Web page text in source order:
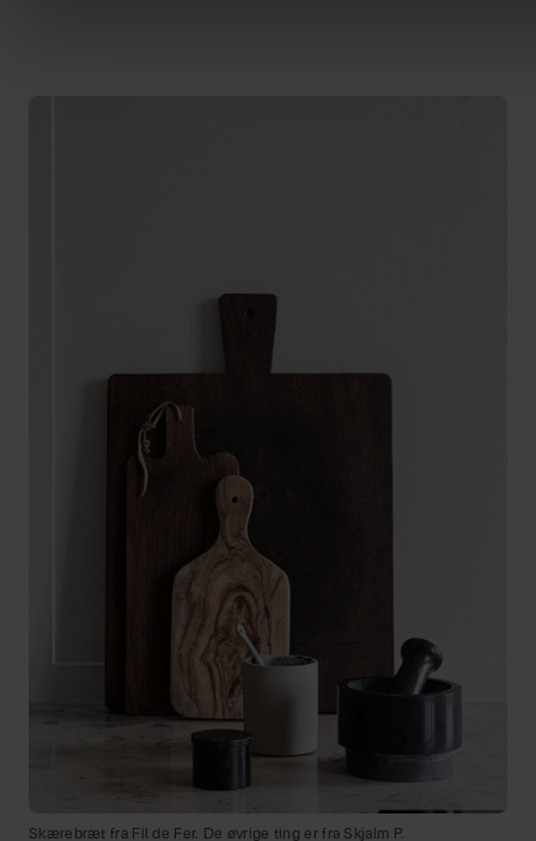
Skærebræt fra Fil de Fer. De øvrige ting er fra Skjalm P.